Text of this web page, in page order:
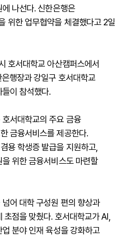
나선다. 신한은행은
위한 업무협약을 체결했다고 2일
호서대학교 아산캠퍼스에서
행장과 강일구 호서대학교
이 참석했다.
서대학교의 주요 금융
금융서비스를 제공한다.
용 학생증 발급을 지원하고,
위한 금융서비스도 마련할
어 대학 구성원 편의 향상과
점을 맞췄다. 호서대학교가 AI,
분야 인재 육성을 강화하고